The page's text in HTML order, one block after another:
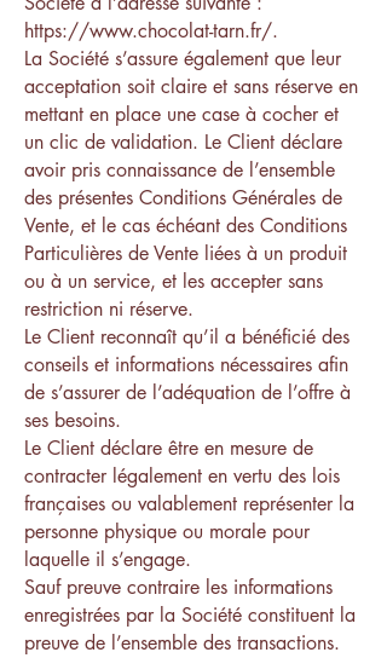
https://www.chocolat-tarn.fr/.
La Société s’assure également que leur
acceptation soit claire et sans réserve en
mettant en place une case à cocher et
un clic de validation. Le Client déclare
avoir pris connaissance de l’ensemble
des présentes Conditions Générales de
Vente, et le cas échéant des Conditions
Particulières de Vente liées à un produit
ou à un service, et les accepter sans
restriction ni réserve.
Le Client reconnaît qu’il a bénéficié des
conseils et informations nécessaires afin
de s’assurer de l’adéquation de l’offre à
ses besoins.
Le Client déclare être en mesure de
contracter légalement en vertu des lois
françaises ou valablement représenter la
personne physique ou morale pour
laquelle il s’engage.
Sauf preuve contraire les informations
enregistrées par la Société constituent la
preuve de l’ensemble des transactions.